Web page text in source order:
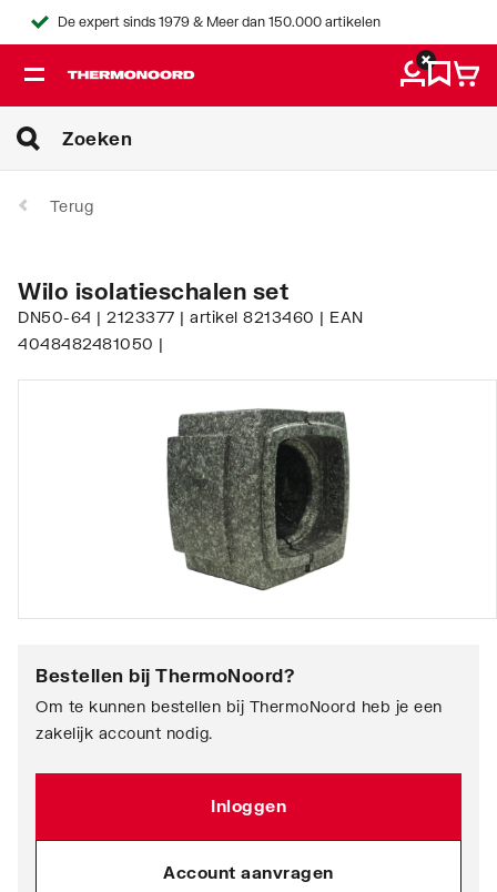
De expert sinds 1979 & Meer dan 150.000 artikelen
Terug
Wilo isolatieschalen set
DN50-64 | 2123377 | artikel 8213460 | EAN
4048482481050 |
Bestellen bij ThermoNoord?
Om te kunnen bestellen bij ThermoNoord heb je een
zakelijk account nodig.
Inloggen
Account aanvragen